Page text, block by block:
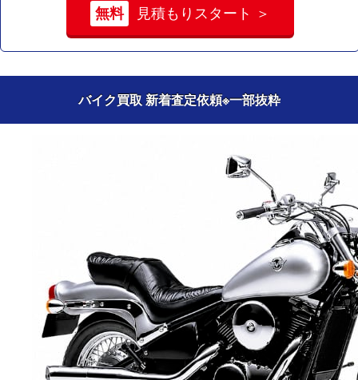
無料 見積もりスタート ＞
バイク買取 新着査定依頼※一部抜粋